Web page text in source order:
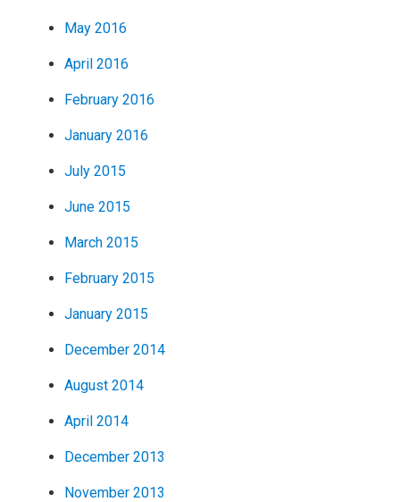
May 2016
April 2016
February 2016
January 2016
July 2015
June 2015
March 2015
February 2015
January 2015
December 2014
August 2014
April 2014
December 2013
November 2013